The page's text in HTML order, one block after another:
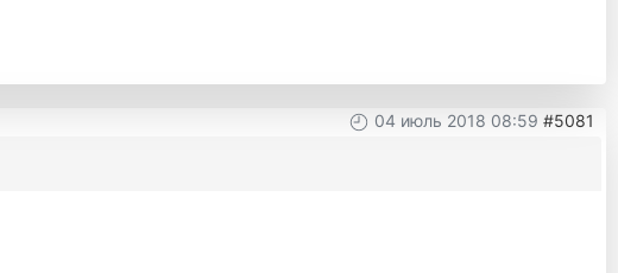
04 июль 2018 08:59 #5081